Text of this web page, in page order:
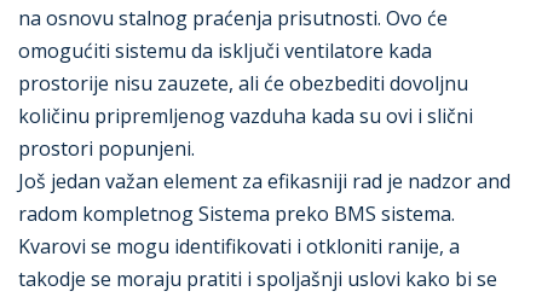
na osnovu stalnog praćenja prisutnosti. Ovo će
omogućiti sistemu da isključi ventilatore kada
prostorije nisu zauzete, ali će obezbediti dovoljnu
količinu pripremljenog vazduha kada su ovi i slični
prostori popunjeni.
Još jedan važan element za efikasniji rad je nadzor and
radom kompletnog Sistema preko BMS sistema.
Kvarovi se mogu identifikovati i otkloniti ranije, a
takodje se moraju pratiti i spoljašnji uslovi kako bi se